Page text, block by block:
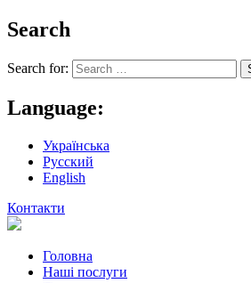
Search
Search for:
Language:
Українська
Русский
English
Контакти
Головна
Наші послуги